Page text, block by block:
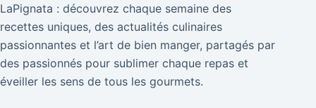
LaPignata : découvrez chaque semaine des
recettes uniques, des actualités culinaires
passionnantes et l’art de bien manger, partagés par
des passionnés pour sublimer chaque repas et
éveiller les sens de tous les gourmets.